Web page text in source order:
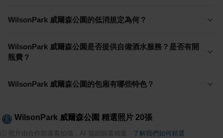
WilsonPark 威爾森公園的低消規定為何？
WilsonPark 威爾森公園是否提供自備酒水服務？是否有開
瓶費？
WilsonPark 威爾森公園的包廂有哪些特色？
WilsonPark 威爾森公園 精選照片 20張
照片由合作部落客拍攝，AI 協助篩選精選 了解我們如何精選